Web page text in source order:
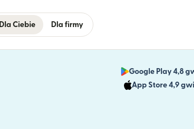
Dla Ciebie Dla firmy
Google Play 4,8
App Store 4,9